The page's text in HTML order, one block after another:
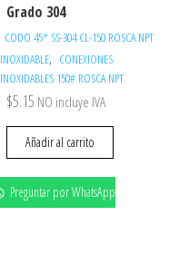
Grado 304
CODO 45° SS-304 CL-150 ROSCA NPT
INOXIDABLE, CONEXIONES
INOXIDABLES 150# ROSCA NPT
$5.15 NO incluye IVA
Añadir al carrito
Preguntar por WhatsApp